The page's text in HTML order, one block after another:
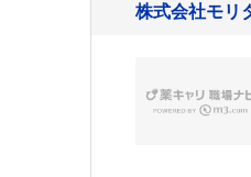
株式会社モ